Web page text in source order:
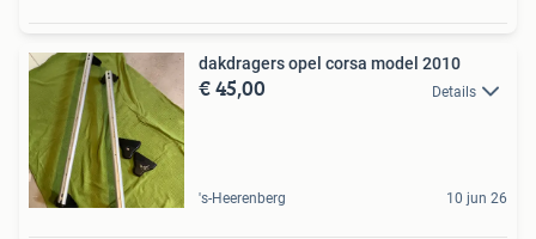
dakdragers opel corsa model 2010
€ 45,00 Details
's-Heerenberg 10 jun 26